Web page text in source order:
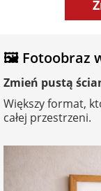
🖼️ Fotoobraz
Zmień pustą
Większy format,
całej przestrzeni.